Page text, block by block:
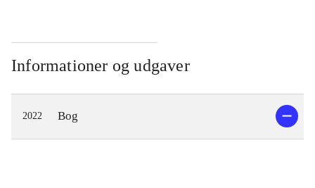
Informationer og udgaver
2022 Bog